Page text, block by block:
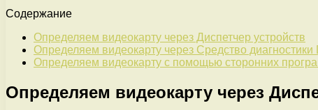
Содержание
Определяем видеокарту через Диспетчер устройств
Определяем видеокарту через Средство диагностики
Определяем видеокарту с помощью сторонних
Определяем видеокарту через